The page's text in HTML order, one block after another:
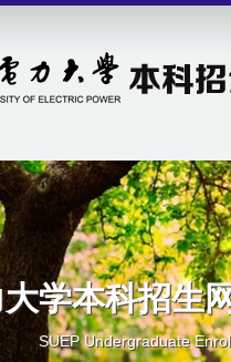
学本科招生
SUEP Undergraduate